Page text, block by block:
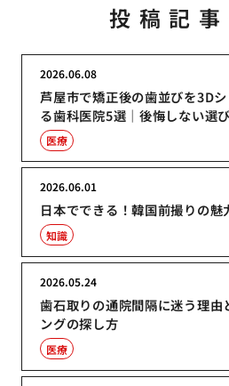
投稿記
芦屋市で矯正後の歯並びを3D
る歯科医院5選｜後悔しない選
2026.06.08
医療
日本でできる！韓国前撮りの魅
2026.06.01
知識
歯石取りの通院間隔に迷う理由
ングの探し方
2026.05.24
医療